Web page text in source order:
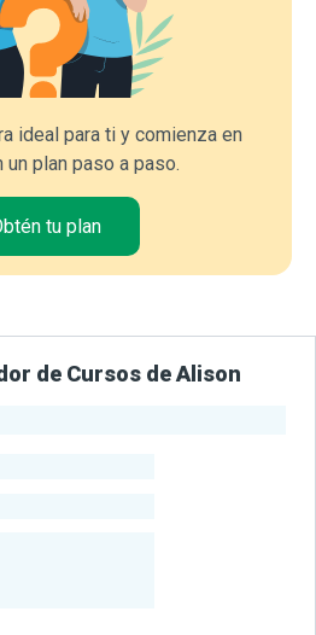
ideal para ti y comienza en
un plan paso a paso.
tu plan
de Cursos de Alison